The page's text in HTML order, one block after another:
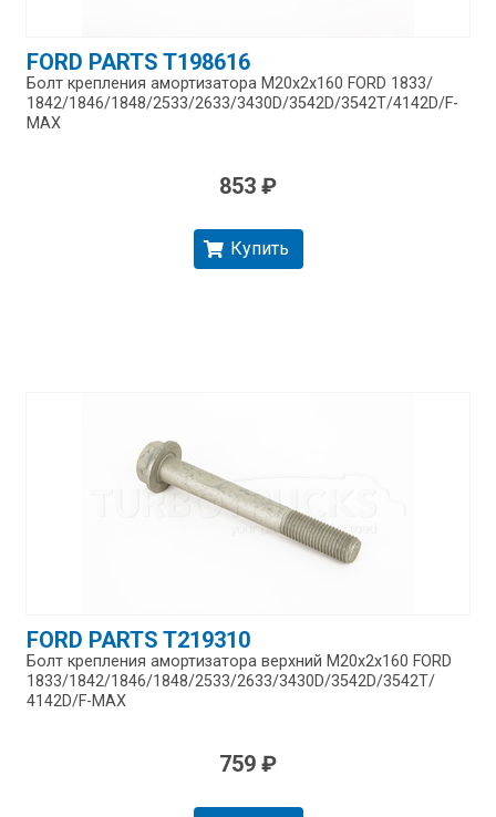
FORD PARTS T198616
Болт крепления амортизатора М20x2х160 FORD 1833/​
1842/​1846/​1848/​2533/​2633/​3430D/​3542D/​3542T/​4142D/​F-
MAX
853 ₽
Купить
FORD PARTS T219310
Болт крепления амортизатора верхний M20x2x160 FORD
1833/​1842/​1846/​1848/​2533/​2633/​3430D/​3542D/​3542T/​
4142D/​F-MAX
759 ₽